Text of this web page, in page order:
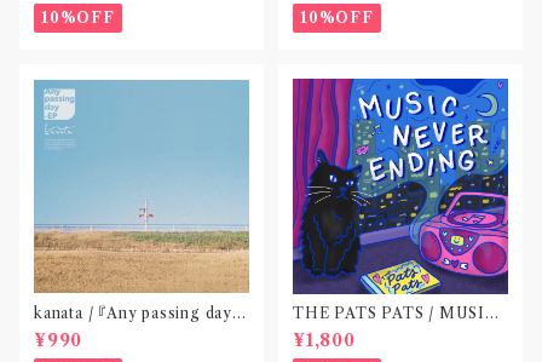
10%OFF 10%OFF
kanata / 『Any passing day -
EP』(CD作品)〝東京〟
¥990
THE PATS PATS / MUSIC
NEVER ENDING(CD作品)
¥1,800